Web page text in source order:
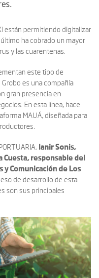
están permitiendo digitalizar
ha cobrado un mayor
y las cuarentenas.
este tipo de
es una compañía
gran presencia en
En esta línea, hace
MAUÁ, diseñada para
Ianir Sonis,
Cuesta, responsable del
y Comunicación de Los
de desarrollo de esta
son sus principales